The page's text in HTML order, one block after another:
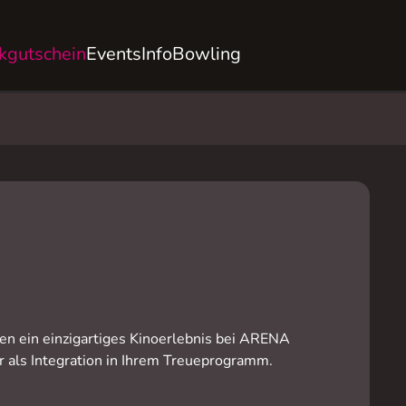
EventsInfoBowling
ein einzigartiges Kinoerlebnis bei ARENA
Integration in Ihrem Treueprogramm.